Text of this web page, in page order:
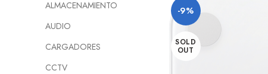
ALMACENAMIENTO
AUDIO
CARGADORES
CCTV
-9%
SOLD
OUT